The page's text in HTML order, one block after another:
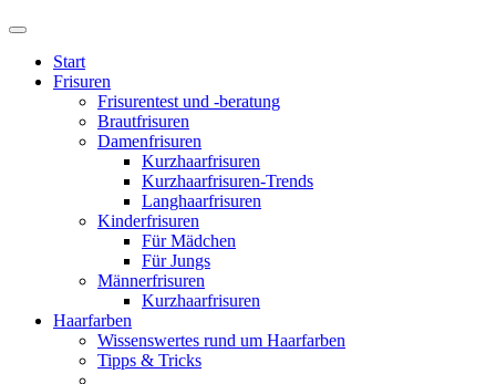
Start
Frisuren
Frisurentest und -beratung
Brautfrisuren
Damenfrisuren
Kurzhaarfrisuren
Kurzhaarfrisuren-Trends
Langhaarfrisuren
Kinderfrisuren
Für Mädchen
Für Jungs
Männerfrisuren
Kurzhaarfrisuren
Haarfarben
Wissenswertes rund um Haarfarben
Tipps & Tricks